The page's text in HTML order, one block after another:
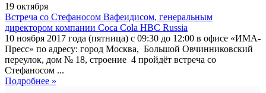
19 октября
Встреча со Стефаносом Вафеидисом, генеральным
директором компании Coca Cola HBC Russia
10 ноября 2017 года (пятница) с 09:30 до 12:00 в офисе «ИМА-
Пресс» по адресу: город Москва, Большой Овчинниковский
переулок, дом № 18, строение 4 пройдёт встреча со
Стефаносом ...
Подробнее »